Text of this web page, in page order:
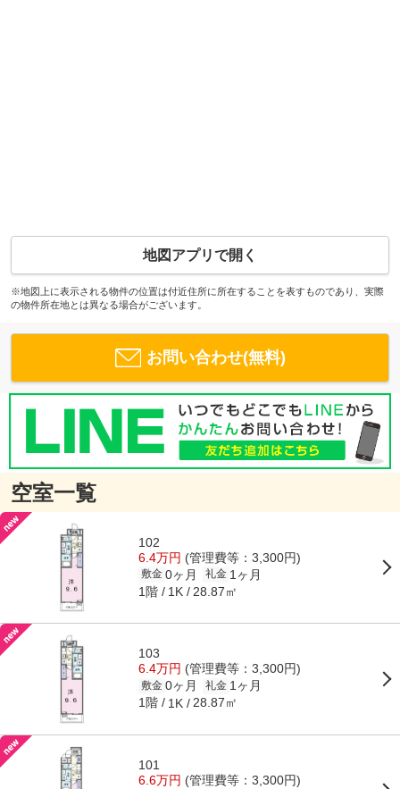
地図アプリで開く
※地図上に表示される物件の位置は付近住所に所在することを表すものであり、実際
の物件所在地とは異なる場合がございます。
お問い合わせ(無料)
空室一覧
102
6.4万円 (管理費等：3,300円)
敷金 0ヶ月 礼金 1ヶ月
1階 1K 28.87㎡
103
6.4万円 (管理費等：3,300円)
敷金 0ヶ月 礼金 1ヶ月
1階 1K 28.87㎡
101
6.6万円 (管理費等：3,300円)